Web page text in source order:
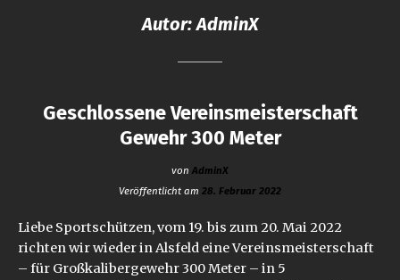
Autor:AdminX
Geschlossene Vereinsmeisterschaft
Gewehr 300 Meter
von AdminX
Veröffentlicht am 28. Februar 2022
Liebe Sportschützen, vom 19. bis zum 20. Mai 2022
richten wir wieder in Alsfeld eine Vereinsmeisterschaft
– für Großkalibergewehr 300 Meter – in 5